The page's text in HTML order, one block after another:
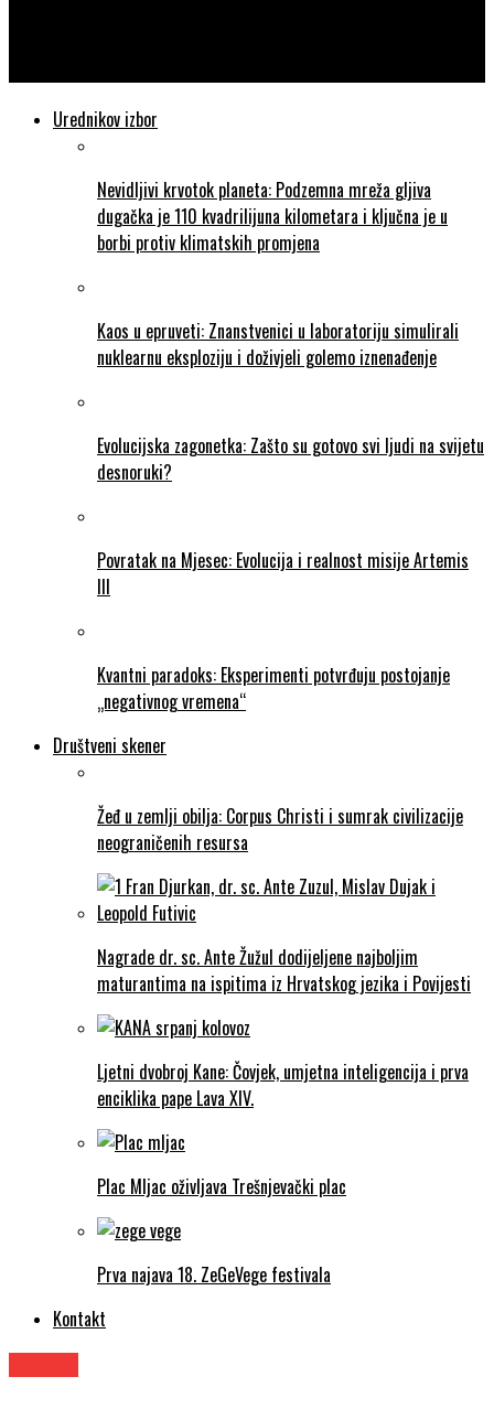
Urednikov izbor
Nevidljivi krvotok planeta: Podzemna mreža gljiva
dugačka je 110 kvadrilijuna kilometara i ključna je u
borbi protiv klimatskih promjena
Kaos u epruveti: Znanstvenici u laboratoriju simulirali
nuklearnu eksploziju i doživjeli golemo iznenađenje
Evolucijska zagonetka: Zašto su gotovo svi ljudi na svijetu
desnoruki?
Povratak na Mjesec: Evolucija i realnost misije Artemis
III
Kvantni paradoks: Eksperimenti potvrđuju postojanje
„negativnog vremena“
Društveni skener
Žeđ u zemlji obilja: Corpus Christi i sumrak civilizacije
neograničenih resursa
Nagrade dr. sc. Ante Žužul dodijeljene najboljim
maturantima na ispitima iz Hrvatskog jezika i Povijesti
Ljetni dvobroj Kane: Čovjek, umjetna inteligencija i prva
enciklika pape Lava XIV.
Plac Mljac oživljava Trešnjevački plac
Prva najava 18. ZeGeVege festivala
Kontakt